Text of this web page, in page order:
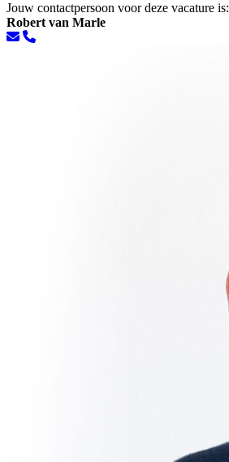
Jouw contactpersoon voor deze vacature is:
Robert van Marle